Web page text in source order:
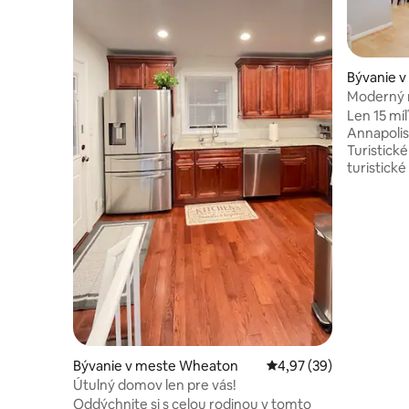
Bývanie v meste Wheaton Priemerné
4,97 (39)
Útulný domov len pre vás!
Oddýchnite si s celou rodinou v tomto
Bývanie
Moderný
oázou
Len 15
turistické